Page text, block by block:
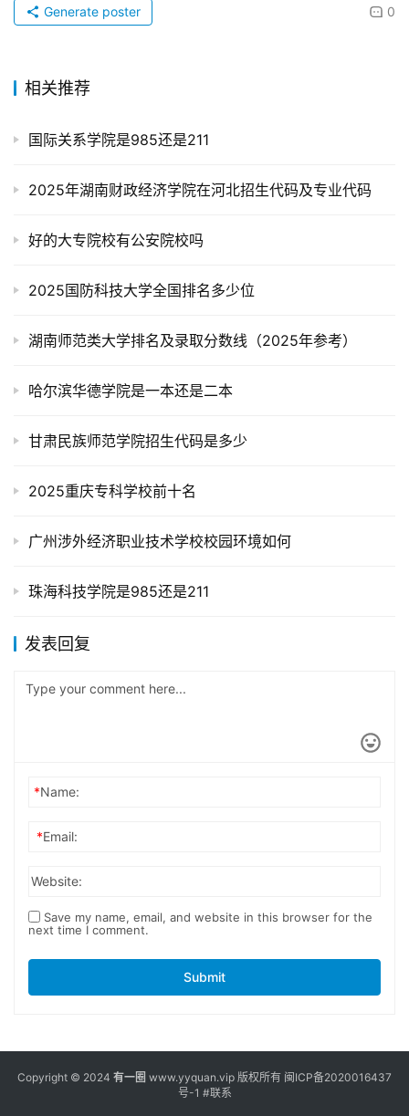
0
Generate poster
相关推荐
国际关系学院是985还是211
2025年湖南财政经济学院在河北招生代码及专业代码
好的大专院校有公安院校吗
2025国防科技大学全国排名多少位
湖南师范类大学排名及录取分数线（2025年参考）
哈尔滨华德学院是一本还是二本
甘肃民族师范学院招生代码是多少
2025重庆专科学校前十名
广州涉外经济职业技术学校校园环境如何
珠海科技学院是985还是211
发表回复
*Name:
*Email:
Website:
Save my name, email, and website in this browser for the
next time I comment.
Submit
Copyright © 2024 有一圈 www.yyquan.vip 版权所有 闽ICP备2020016437
号-1 #联系